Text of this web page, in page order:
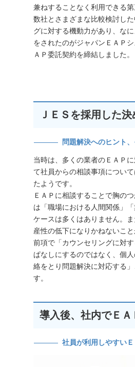
兼ねすることなく利用できる
数社とさまざまな比較検討し
グに対する機動力があり、な
をされたのがジャパンＥＡＰ
ＡＰ委託契約を締結しました。
ＪＥＳを採用した
問題解決へのヒント
当時は、多くの業者のＥＡＰ
て社員からの相談事項につい
たようです。
ＥＡＰに相談することで胸の
は「職場における人間関係」
ケースは多くはありません。
産性の低下になりかねないこ
前項で「カウンセリングに対
ぱなしにするのではなく、個
絡をとり問題解決に対応する
す。
導入後、社内でＥ
社員が利用しやすい